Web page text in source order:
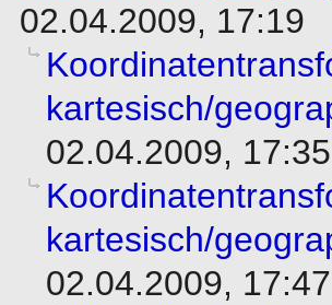
02.04.2009, 17:19
kartesisch/
02.04.2009, 17:35
kartesisch/
02.04.2009, 17:47